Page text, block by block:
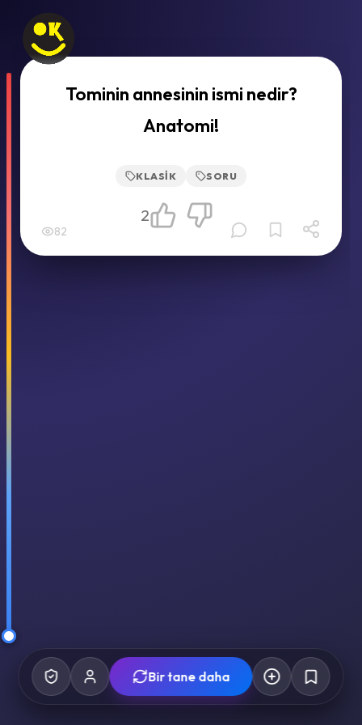
Tominin annesinin ismi nedir?
Anatomi!
KLASIK SORU
82
2
Bir tane daha